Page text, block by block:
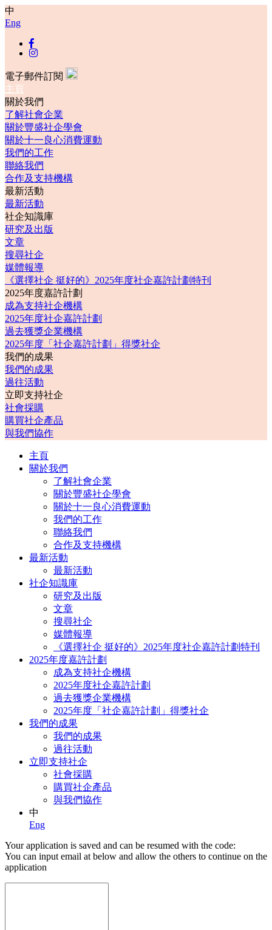
中
Eng
電子郵件訂閱
主頁
關於我們
了解社會企業
關於豐盛社企學會
關於十一良心消費運動
我們的工作
聯絡我們
合作及支持機構
最新活動
最新活動
社企知識庫
研究及出版
文章
搜尋社企
媒體報導
《選擇社企 挺好的》2025年度社企嘉許計劃特刊
2025年度嘉許計劃
成為支持社企機構
2025年度社企嘉許計劃
過去獲獎企業機構
2025年度「社企嘉許計劃」得獎社企
我們的成果
我們的成果
過往活動
立即支持社企
社會採購
購買社企產品
與我們協作
主頁
關於我們
了解社會企業
關於豐盛社企學會
關於十一良心消費運動
我們的工作
聯絡我們
合作及支持機構
最新活動
最新活動
社企知識庫
研究及出版
文章
搜尋社企
媒體報導
《選擇社企 挺好的》2025年度社企嘉許計劃特刊
2025年度嘉許計劃
成為支持社企機構
2025年度社企嘉許計劃
過去獲獎企業機構
2025年度「社企嘉許計劃」得獎社企
我們的成果
我們的成果
過往活動
立即支持社企
社會採購
購買社企產品
與我們協作
中
Eng
Your application is saved and can be resumed with the code:
You can input email at below and allow the others to continue on the
application